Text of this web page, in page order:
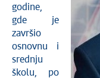
godine,
gde je
završio
osnovnu i
srednju
školu, po